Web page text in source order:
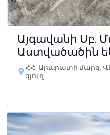
Այգավանի Սբ.
Աստվածածին
ՀՀ, Արարատի մարզ,
գյուղ